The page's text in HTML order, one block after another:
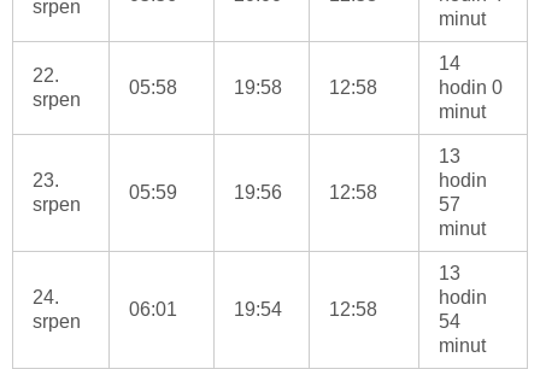
srpen
minut
22.
srpen
05:58 19:58 12:58
14
hodin 0
minut
23.
srpen
05:59 19:56 12:58
13
hodin
57
minut
24.
srpen
06:01 19:54 12:58
13
hodin
54
minut